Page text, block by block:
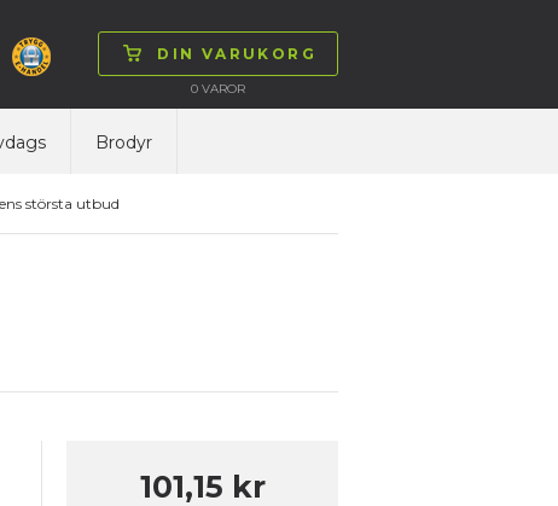
DIN VARUKORG
0VAROR
Brodyr
största utbud
101,15 kr